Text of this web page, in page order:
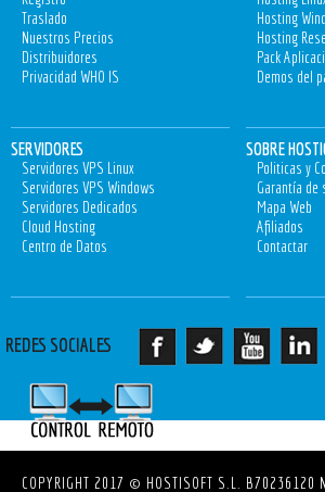
Traslado
Nuestros Precios
Distribuidores
Privacidad WHO IS
Hosting
Hosting
Pack
Demos del
SERVIDORES
Servidores VPS Linux
Servidores VPS Windows
Servidores Dedicados
Cloud Hosting
Centro de Datos
SOBRE
Politicas y
Garantía de
Mapa Web
Afiliados
Contactar
REDES SOCIALES
COPYRIGHT 2017 © HOSTISOFT S.L. B70236120